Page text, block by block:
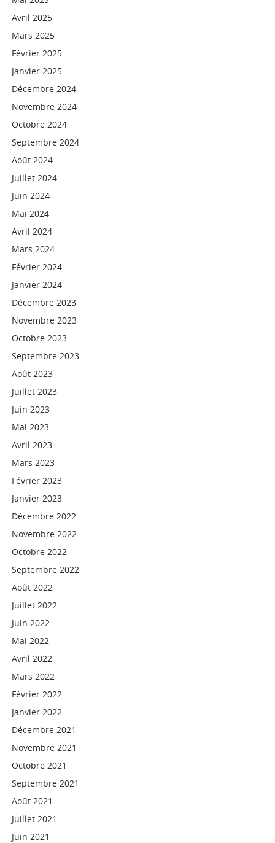
Avril 2025
Mars 2025
Février 2025
Janvier 2025
Décembre 2024
Novembre 2024
Octobre 2024
Septembre 2024
Août 2024
Juillet 2024
Juin 2024
Mai 2024
Avril 2024
Mars 2024
Février 2024
Janvier 2024
Décembre 2023
Novembre 2023
Octobre 2023
Septembre 2023
Août 2023
Juillet 2023
Juin 2023
Mai 2023
Avril 2023
Mars 2023
Février 2023
Janvier 2023
Décembre 2022
Novembre 2022
Octobre 2022
Septembre 2022
Août 2022
Juillet 2022
Juin 2022
Mai 2022
Avril 2022
Mars 2022
Février 2022
Janvier 2022
Décembre 2021
Novembre 2021
Octobre 2021
Septembre 2021
Août 2021
Juillet 2021
Juin 2021